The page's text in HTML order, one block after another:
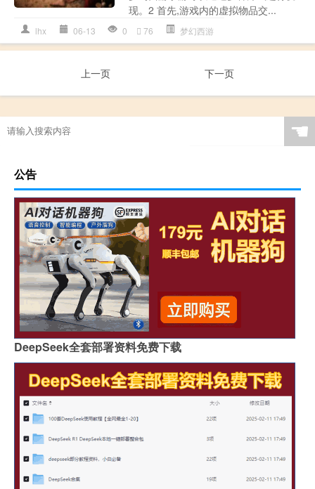
现。2 首先,游戏内的虚拟物品交...
lhx 06-13 0 76 梦幻西游
上一页 下一页
☚
公告
DeepSeek全套部署资料免费下载